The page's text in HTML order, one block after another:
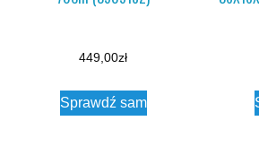
449,00zł
Sprawdź sam